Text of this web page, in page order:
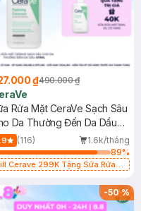
₫490.000 ₫
Rửa Mặt CeraVe Sạch Sâu
Da Thường Đến Da Dầu
(116)
1.6k/tháng
89%
Cerave 299K Tặng Sữa Rửa
-50%